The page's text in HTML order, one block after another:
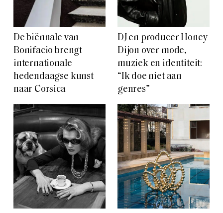
De biënnale van
Bonifacio brengt
internationale
hedendaagse kunst
naar Corsica
DJ en producer Honey
Dijon over mode,
muziek en identiteit:
“Ik doe niet aan
genres”